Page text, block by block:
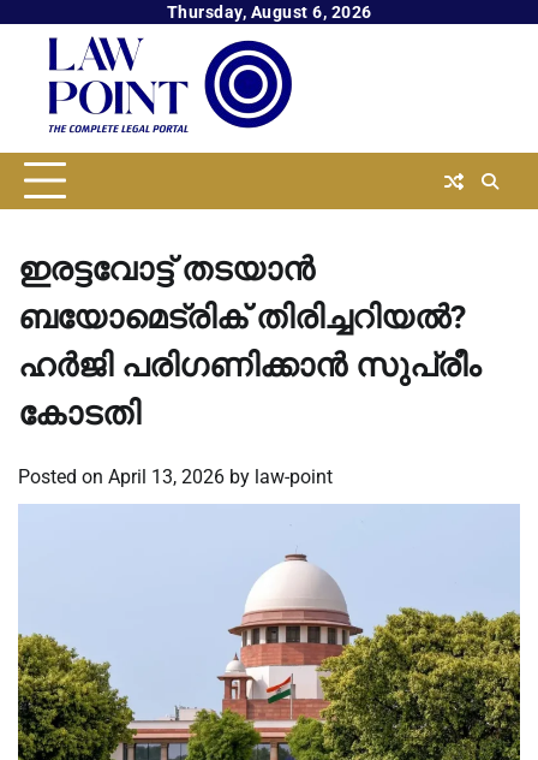
content
Thursday, August 6, 2026
ഇരട്ടവോട്ട് തടയാൻ
ബയോമെട്രിക് തിരിച്ചറിയൽ?
ഹർജി പരിഗണിക്കാൻ സുപ്രീം
കോടതി
Posted on April 13, 2026 by law-point